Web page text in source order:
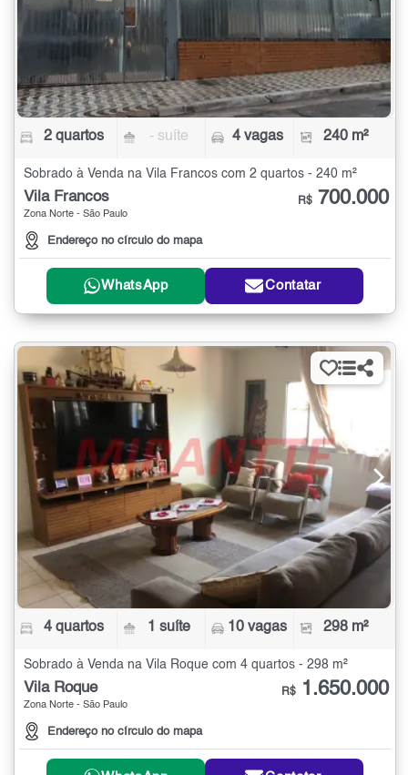
2 quartos - suíte 4 vagas 240 m²
Sobrado à Venda na Vila Francos com 2 quartos - 240 m²
Vila Francos
Zona Norte - São Paulo
Endereço no círculo do mapa
R$ 700.000
WhatsApp Contatar
4 quartos 1 suíte 10 vagas 298 m²
Sobrado à Venda na Vila Roque com 4 quartos - 298 m²
Vila Roque
Zona Norte - São Paulo
Endereço no círculo do mapa
R$ 1.650.000